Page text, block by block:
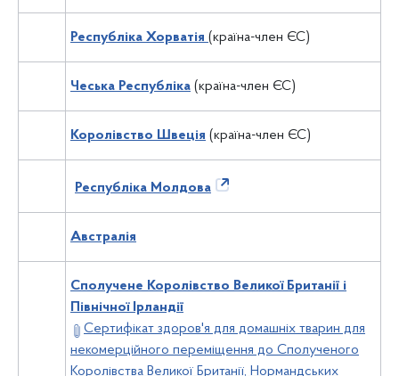
Республіка Хорватія (країна-член ЄС)
Чеська Республіка (країна-член ЄС)
Королівство Швеція (країна-член ЄС)
Республіка Молдова
Австралія
Сполучене Королівство Великої Британії і
Північної Ірландії
Сертифікат здоров'я для домашніх тварин для
некомерційного переміщення до Сполученого
Королівства Великої Британії, Нормандських